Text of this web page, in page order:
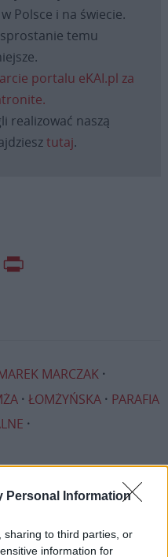
Personal Information
sharing to third parties, or
information for
Polsce i na świecie.
temu
portalu eKAI.pl za
realizować naszą
tutaj.
Copy
MARCZAK
ŁOMŻYŃSKA
PARAFIA